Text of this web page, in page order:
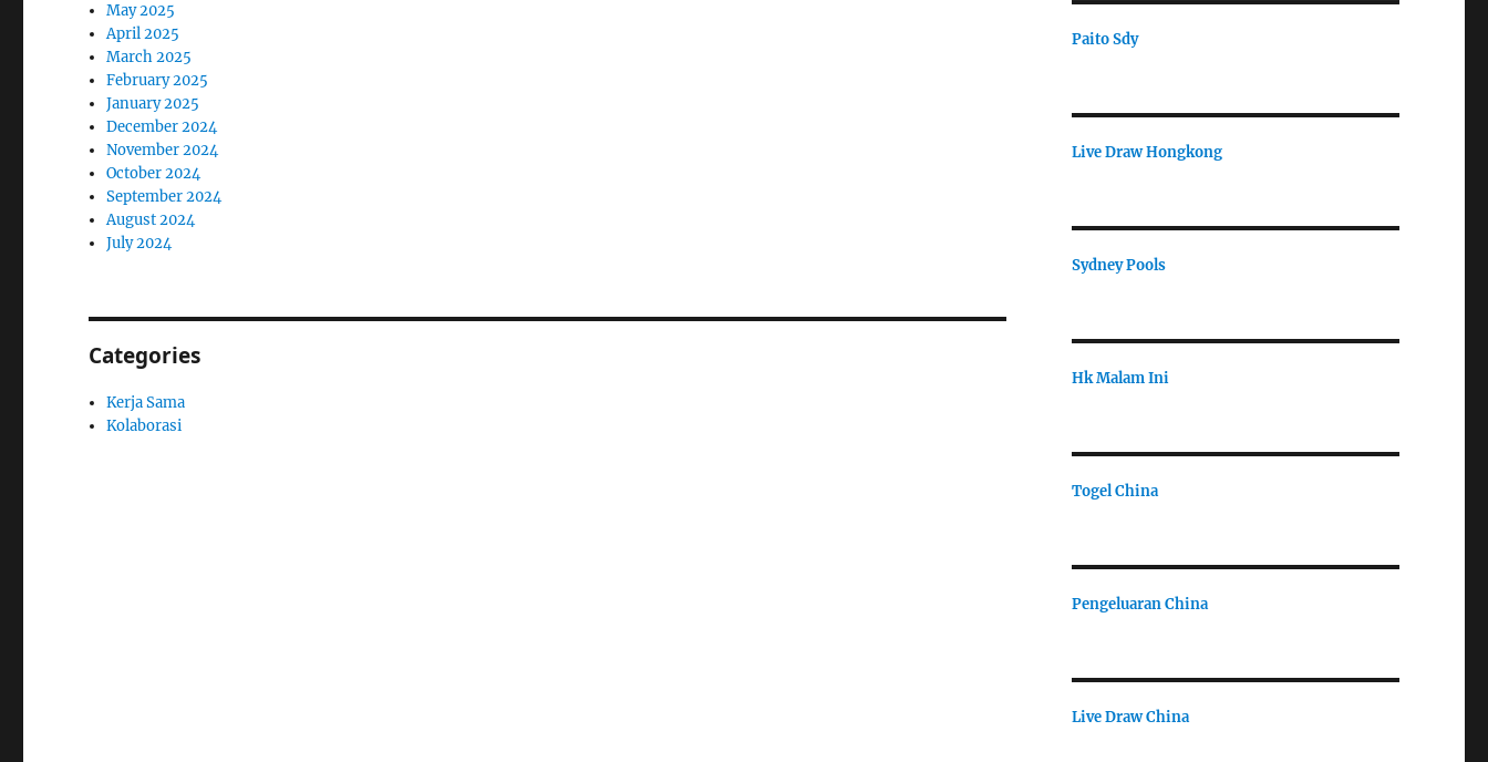
May 2025
April 2025
March 2025
February 2025
January 2025
December 2024
November 2024
October 2024
September 2024
August 2024
July 2024
Categories
Kerja Sama
Kolaborasi
Paito Sdy
Live Draw Hongkong
Sydney Pools
Hk Malam Ini
Togel China
Pengeluaran China
Live Draw China